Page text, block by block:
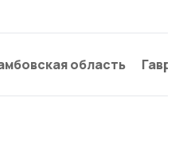
область